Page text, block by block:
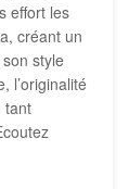
effort les
créant un
style
l’originalité
tant